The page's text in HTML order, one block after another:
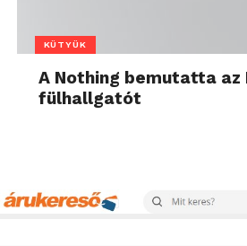
KÜTYÜK
A Nothing bemutatta az
fülhallgatót